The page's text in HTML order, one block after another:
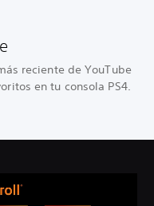
reciente de YouTube
en tu consola PS4.